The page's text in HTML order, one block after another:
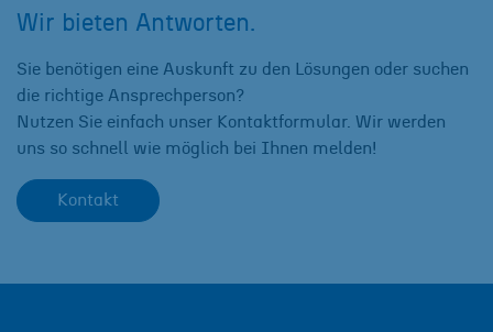
Wir bieten Antworten.
Sie benötigen eine Auskunft zu den Lösungen oder suchen
die richtige Ansprechperson?
Nutzen Sie einfach unser Kontaktformular. Wir werden
uns so schnell wie möglich bei Ihnen melden!
Kontakt